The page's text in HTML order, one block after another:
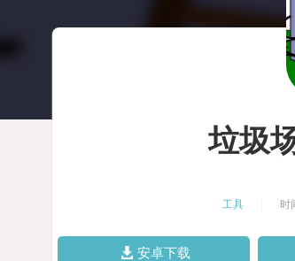
垃圾
工具 时
安卓下载